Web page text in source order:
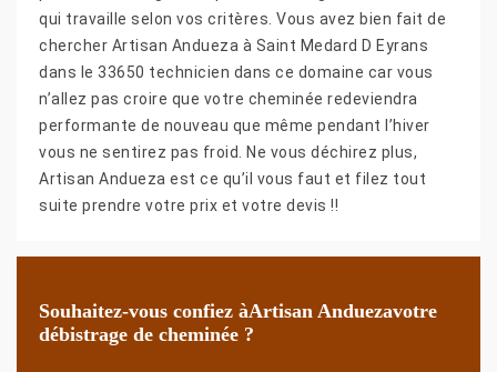
qui travaille selon vos critères. Vous avez bien fait de
chercher Artisan Andueza à Saint Medard D Eyrans
dans le 33650 technicien dans ce domaine car vous
n’allez pas croire que votre cheminée redeviendra
performante de nouveau que même pendant l’hiver
vous ne sentirez pas froid. Ne vous déchirez plus,
Artisan Andueza est ce qu’il vous faut et filez tout
suite prendre votre prix et votre devis !!
Souhaitez-vous confiez àArtisan Anduezavotre
débistrage de cheminée ?